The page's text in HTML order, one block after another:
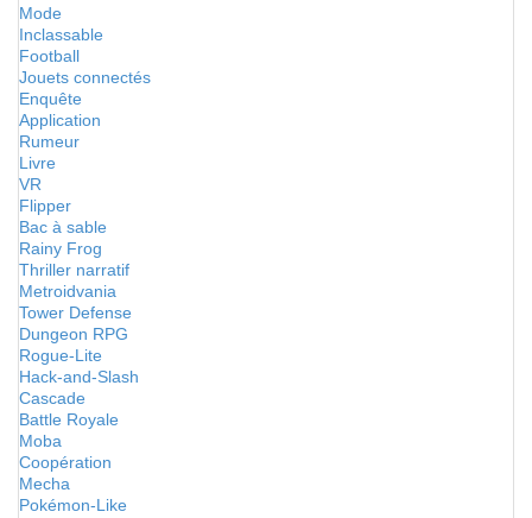
Mode
Inclassable
Football
Jouets connectés
Enquête
Application
Rumeur
Livre
VR
Flipper
Bac à sable
Rainy Frog
Thriller narratif
Metroidvania
Tower Defense
Dungeon RPG
Rogue-Lite
Hack-and-Slash
Cascade
Battle Royale
Moba
Coopération
Mecha
Pokémon-Like